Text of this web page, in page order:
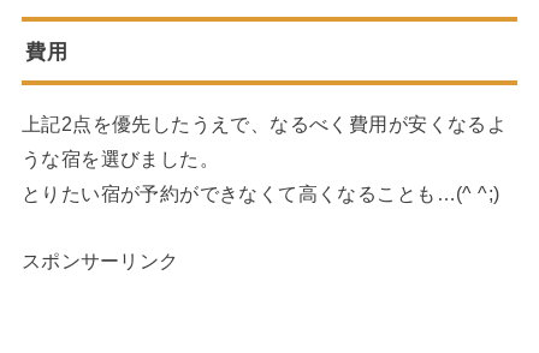
費用
上記2点を優先したうえで、なるべく費用が安くなるよ
うな宿を選びました。
とりたい宿が予約ができなくて高くなることも…(^ ^;)
スポンサーリンク